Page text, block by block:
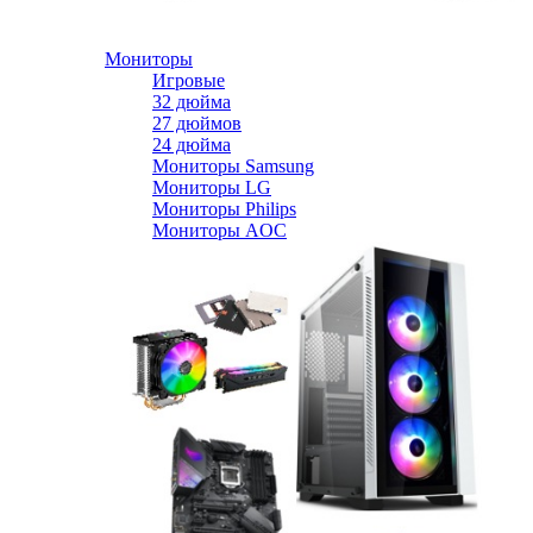
Мониторы
Игровые
32 дюйма
27 дюймов
24 дюйма
Мониторы Samsung
Мониторы LG
Мониторы Philips
Мониторы AOC